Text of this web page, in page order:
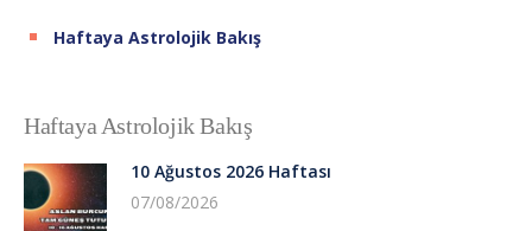
Haftaya Astrolojik Bakış
Haftaya Astrolojik Bakış
10 Ağustos 2026 Haftası
07/08/2026